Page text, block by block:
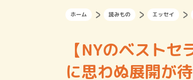
ホーム 読みもの エッセイ
【NYのベスト
に思わぬ展開が